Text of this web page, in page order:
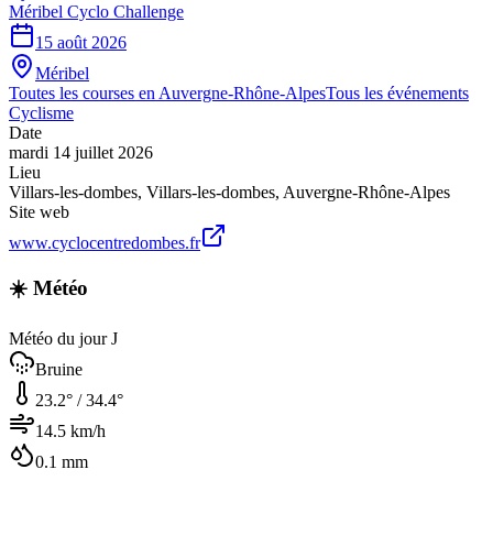
Méribel Cyclo Challenge
15 août 2026
Méribel
Toutes les courses en Auvergne-Rhône-AlpesTous les événements
Cyclisme
Date
mardi 14 juillet 2026
Lieu
Villars-les-dombes, Villars-les-dombes, Auvergne-Rhône-Alpes
Site web
www.cyclocentredombes.fr
☀️ Météo
Météo du jour J
Bruine
23.2° /34.4°
14.5 km/h
0.1 mm